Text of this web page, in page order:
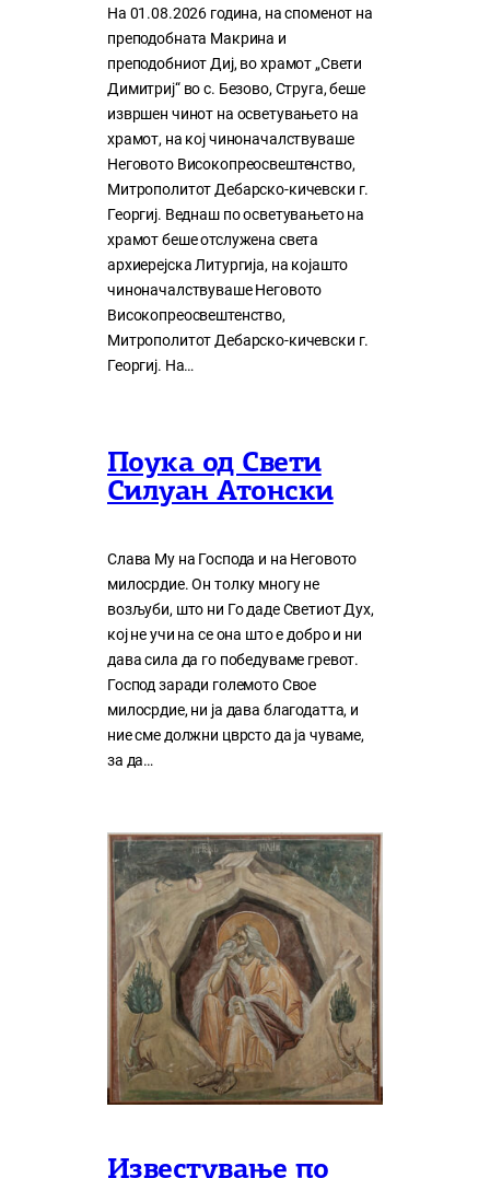
На 01.08.2026 година, на споменот на
преподобната Макрина и
преподобниот Диј, во храмот „Свети
Димитриј“ во с. Безово, Струга, беше
извршен чинот на осветувањето на
храмот, на кој чиноначалствуваше
Неговото Високопреосвештенство,
Митрополитот Дебарско-кичевски г.
Георгиј. Веднаш по осветувањето на
храмот беше отслужена света
архиерејска Литургија, на којашто
чиноначалствуваше Неговото
Високопреосвештенство,
Митрополитот Дебарско-кичевски г.
Георгиј. На…
Поука од Свети
Силуан Атонски
Слава Му на Господа и на Неговото
милосрдие. Он толку многу нe
возљуби, што ни Го даде Светиот Дух,
кој нe учи на сe она што е добро и ни
дава сила да го победуваме гревот.
Господ заради големото Свое
милосрдие, ни ја дава благодатта, и
ние сме должни цврсто да ја чуваме,
за да…
Известување по